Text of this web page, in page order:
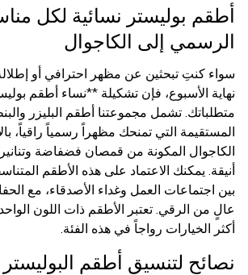
أطقم بوليستر نسائية لكل
الرسمي إلى الكاجوال
سواء كنتِ تبحثين عن مظهر احترافي أو
نهاية الأسبوع، فإن تشكيلة **نساء أطقم
متطلباتك. تشمل مجموعتنا أطقم البليزر
المستقيمة التي تمنحك مظهراً رسمياً راقياً،
الكاجوال المكونة من قمصان فضفاضة
أنيقة. يمكنك الاعتماد على هذه الأطقم
بين اجتماعات العمل وغداء الأصدقاء، مع
عالٍ من الرقي. تعتبر الأطقم ذات اللون
أكثر الخيارات رواجاً في هذه الفئة.
نصائح لتنسيق أطقم البوليستر